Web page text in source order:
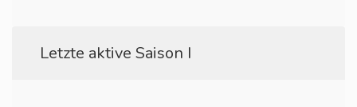
Letzte aktive Saison I